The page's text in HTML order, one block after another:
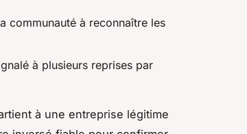
communauté à reconnaître les
à plusieurs reprises par
à une entreprise légitime